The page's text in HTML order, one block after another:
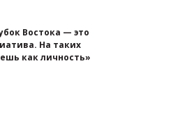
Востока — это
На таких
как личность»